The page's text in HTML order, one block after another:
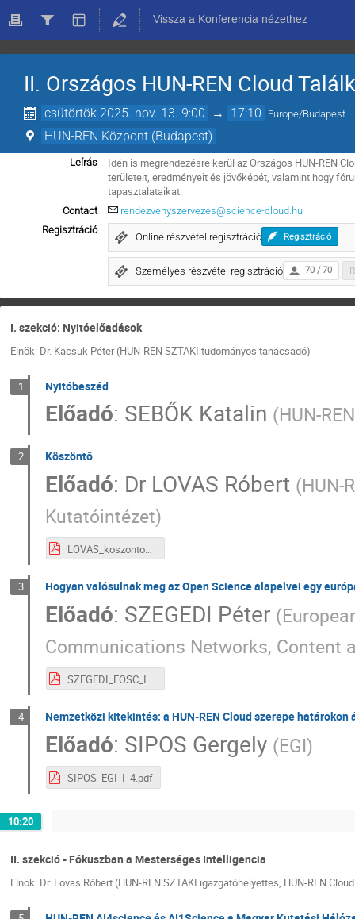
Vissza a Konferencia nézethez
II. Országos HUN-REN Cloud
csütörtök 2025. nov. 13. 9:00 → 17:10 Europe/Budapest
HUN-REN Központ (Budapest)
Leírás
Idén is megrendezésre kerül az Országos HUN-REN
területeit, eredményeit és jövőképét, valamint hogy
tapasztalataikat.
Contact
rendezvenyszervezes@science-cloud.hu
Regisztráció
Online részvétel regisztráció Regisztráció
Személyes részvétel regisztráció 70 / 70
I. szekció: Nyitóelőadások
Elnök: Dr. Kacsuk Péter (HUN-REN SZTAKI tudományos tanácsadó)
1 Nyitóbeszéd
Előadó: SEBŐK Katalin (HUN-REN
2 Köszöntő
Előadó: Dr LOVAS Róbert (HUN-
Kutatóintézet)
LOVAS_koszonto_I_2.pdf
3 Hogyan valósulnak meg az Open Science alapelvei egy
Előadó: SZEGEDI Péter (
Communications Networks, Content
4 Nemzetközi kitekintés: a HUN-REN Cloud szerepe
Előadó: SIPOS Gergely (EGI)
SIPOS_EGI_I_4.pdf
10:20
II. szekció - Fókuszban a Mesterséges Intelligencia
Elnök: Dr. Lovas Róbert (HUN-REN SZTAKI igazgatóhelyettes, HUN-REN